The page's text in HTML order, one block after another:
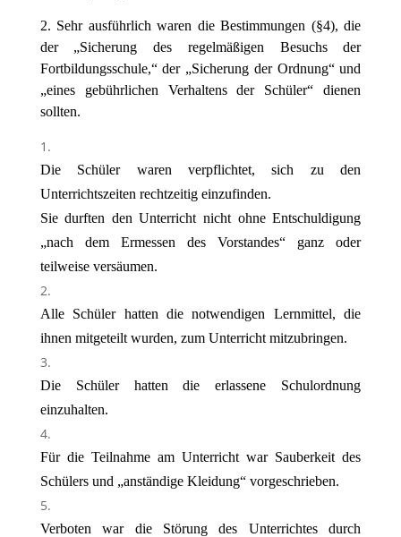
2. Sehr ausführlich waren die Bestimmungen (§4), die
der „Sicherung des regelmäßigen Besuchs der
Fortbildungsschule,“ der „Sicherung der Ordnung“ und
„eines gebührlichen Verhaltens der Schüler“ dienen
sollten.
Die Schüler waren verpflichtet, sich zu den
Unterrichtszeiten rechtzeitig einzufinden.
Sie durften den Unterricht nicht ohne Entschuldigung
„nach dem Ermessen des Vorstandes“ ganz oder
teilweise versäumen.
Alle Schüler hatten die notwendigen Lernmittel, die
ihnen mitgeteilt wurden, zum Unterricht mitzubringen.
Die Schüler hatten die erlassene Schulordnung
einzuhalten.
Für die Teilnahme am Unterricht war Sauberkeit des
Schülers und „anständige Kleidung“ vorgeschrieben.
Verboten war die Störung des Unterrichtes durch